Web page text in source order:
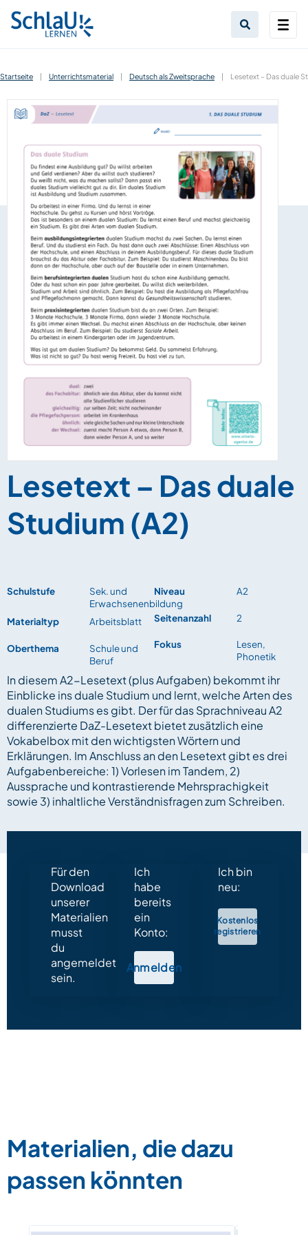
Startseite | Unterrichtsmaterial | Deutsch als Zweitsprache | Lesetext – Das duale
Lesetext – Das duale
Studium (A2)
Schulstufe
Sek. und
Erwachsenenbildung
Materialtyp
Arbeitsblatt
Oberthema
Schule und
Beruf
Niveau A2
Seitenanzahl 2
Fokus
Lesen,
Phonetik
In diesem A2-Lesetext (plus Aufgaben) bekommt ihr
Einblicke ins duale Studium und lernt, welche Arten des
dualen Studiums es gibt. Der für das Sprachniveau A2
differenzierte DaZ-Lesetext bietet zusätzlich eine
Vokabelbox mit den wichtigsten Wörtern und
Erklärungen. Im Anschluss an den Lesetext gibt es drei
Aufgabenbereiche: 1) Vorlesen im Tandem, 2)
Aussprache und kontrastierende Mehrsprachigkeit
sowie 3) inhaltliche Verständnisfragen zum Schreiben.
Für den
Download
unserer
Materialien
musst
du
angemeldet
sein.
Ich
habe
bereits
ein
Konto:
Anmelden
Ich bin
neu:
Kostenlos
registrieren
Materialien, die dazu
passen könnten